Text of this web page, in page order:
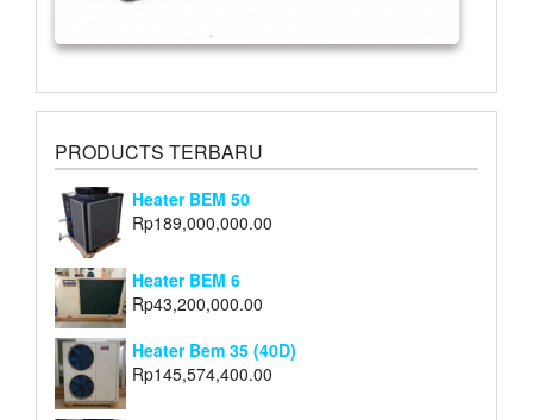
PRODUCTS TERBARU
Heater BEM 50
Rp189,000,000.00
Heater BEM 6
Rp43,200,000.00
Heater Bem 35 (40D)
Rp145,574,400.00